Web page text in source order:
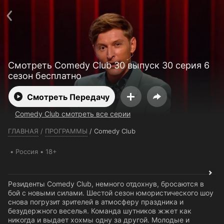
Смотреть Comedy Club 30 выпуск 30 серия 6
сезон бесплатно
Смотреть Передачу
Comedy Club смотреть все серии
ГЛАВНАЯ / ПРОГРАММЫ / Comedy Club
Россия 18+
Резиденты Comedy Club, немного отдохнув, бросаются в
бой с новыми силами. Шестой сезон юмористического шоу
снова погрузит зрителей в атмосферу праздника и
безудержного веселья. Команда шутников жжет как
никогда и выдает хохмы одну за другой. Молодые и
Пользовательское соглашение
Политика конфиденциальности
Открыть приложение